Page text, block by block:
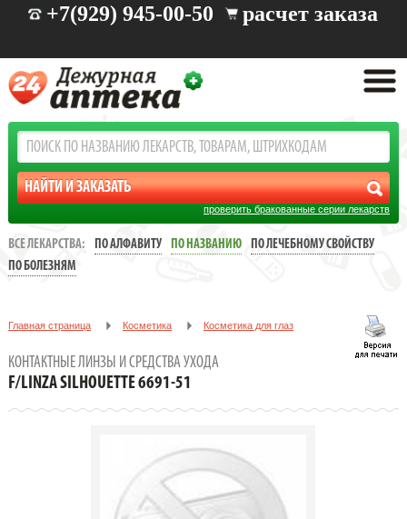
+7(929) 945-00-50 расчет заказа
проверить бракованные серии лекарств
ВСЕ ЛЕКАРСТВА: ПО АЛФАВИТУ ПО НАЗВАНИЮ
ПО ЛЕЧЕБНОМУ СВОЙСТВУ
ПО БОЛЕЗНЯМ
Главная страница Косметика Косметика для глаз
КОНТАКТНЫЕ ЛИНЗЫ И СРЕДСТВА УХОДА
F/LINZA SILHOUETTE 6691-51